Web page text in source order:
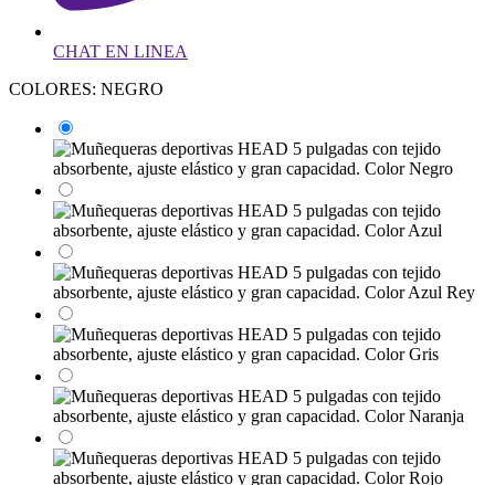
CHAT EN LINEA
COLORES: NEGRO